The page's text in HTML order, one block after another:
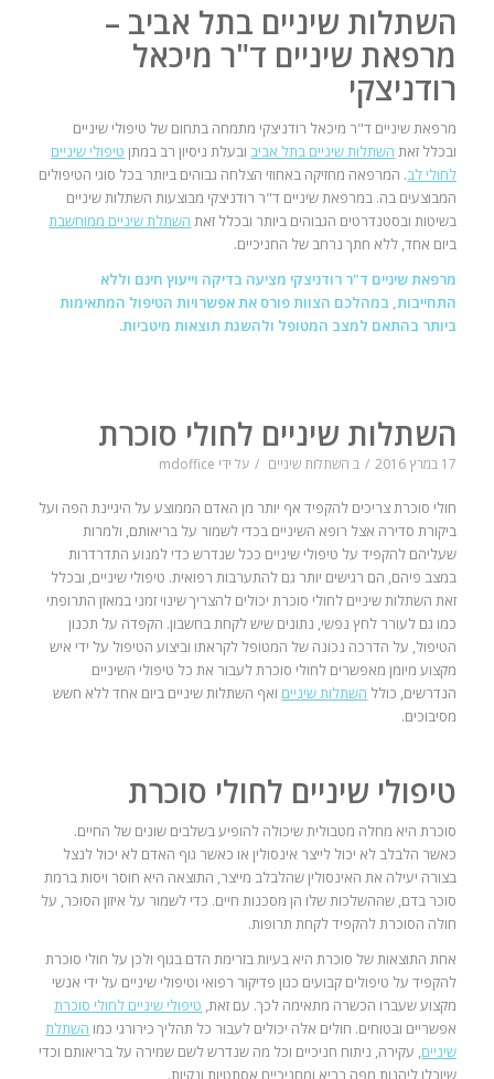
השתלות שיניים בתל אביב –
מרפאת שיניים ד"ר מיכאל
רודניצקי
מרפאת שיניים ד"ר מיכאל רודניצקי מתמחה בתחום של טיפולי שיניים
ובכלל זאת השתלות שיניים בתל אביב ובעלת ניסיון רב במתן טיפולי שיניים
לחולי לב. המרפאה מחזיקה באחוזי הצלחה גבוהים ביותר בכל סוגי הטיפולים
המבוצעים בה. במרפאת שיניים ד"ר רודניצקי מבוצעות השתלות שיניים
בשיטות ובסטנדרטים הגבוהים ביותר ובכלל זאת השתלת שיניים ממוחשבת
ביום אחד, ללא חתך נרחב של החניכיים.
מרפאת שיניים ד"ר רודניצקי מציעה בדיקה וייעוץ חינם וללא
התחייבות, במהלכם הצוות פורס את אפשרויות הטיפול המתאימות
ביותר בהתאם למצב המטופל ולהשגת תוצאות מיטביות.
השתלות שיניים לחולי סוכרת
17 במרץ 2016 / ב השתלות שיניים / על ידי mdoffice
חולי סוכרת צריכים להקפיד אף יותר מן האדם הממוצע על היגיינת הפה ועל
ביקורת סדירה אצל רופא השיניים בכדי לשמור על בריאותם, ולמרות
שעליהם להקפיד על טיפולי שיניים ככל שנדרש כדי למנוע התדרדרות
במצב פיהם, הם רגישים יותר גם להתערבות רפואית. טיפולי שיניים, ובכלל
זאת השתלות שיניים לחולי סוכרת יכולים להצריך שינוי זמני במאזן התרופתי
כמו גם לעורר לחץ נפשי, נתונים שיש לקחת בחשבון. הקפדה על תכנון
הטיפול, על הדרכה נכונה של המטופל לקראתו וביצוע הטיפול על ידי איש
מקצוע מיומן מאפשרים לחולי סוכרת לעבור את כל טיפולי השיניים
הנדרשים, כולל השתלות שיניים ואף השתלות שיניים ביום אחד ללא חשש
מסיבוכים.
טיפולי שיניים לחולי סוכרת
סוכרת היא מחלה מטבולית שיכולה להופיע בשלבים שונים של החיים.
כאשר הלבלב לא יכול לייצר אינסולין או כאשר גוף האדם לא יכול לנצל
בצורה יעילה את האינסולין שהלבלב מייצר, התוצאה היא חוסר ויסות ברמת
סוכר בדם, שההשלכות שלו הן מסכנות חיים. כדי לשמור על איזון הסוכר, על
חולה הסוכרת להקפיד לקחת תרופות.
אחת התוצאות של סוכרת היא בעיות בזרימת הדם בגוף ולכן על חולי סוכרת
להקפיד על טיפולים קבועים כגון פדיקור רפואי וטיפולי שיניים על ידי אנשי
מקצוע שעברו הכשרה מתאימה לכך. עם זאת, טיפולי שיניים לחולי סוכרת
אפשריים ובטוחים. חולים אלה יכולים לעבור כל תהליך כירורגי כמו השתלת
שיניים, עקירה, ניתוח חניכיים וכל מה שנדרש לשם שמירה על בריאותם וכדי
שיוכלו ליהנות מפה בריא ומחניכיים אסתטיות ונקיות.